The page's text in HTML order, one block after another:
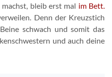
bleib erst mal im Bett.
Denn der Kreuzstich
schwach und somit das
und auch deine